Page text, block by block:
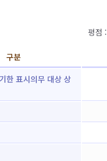
평점
구분
한 표시의무 대상 상